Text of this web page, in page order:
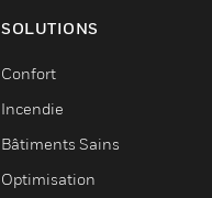
SOLUTIONS
Confort
Incendie
Bâtiments Sains
Optimisation